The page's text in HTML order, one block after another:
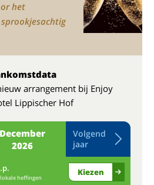
het
arrangement bij Enjoy
Lippischer Hof
December
2026
Volgend
jaar
lokale heffingen
Kiezen